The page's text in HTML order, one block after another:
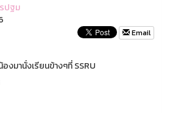
ปฐม
Email
งมานั่งเรียนข้างๆที่ SSRU